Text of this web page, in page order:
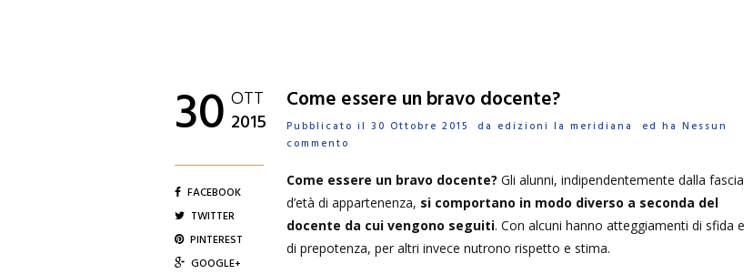
30 OTT
2015
FACEBOOK
TWITTER
PINTEREST
GOOGLE+
Come essere un bravo docente?
Pubblicato il 30 Ottobre 2015 da edizioni la meridiana ed ha Nessun
commento
Come essere un bravo docente? Gli alunni, indipendentemente dalla fascia
d’età di appartenenza, si comportano in modo diverso a seconda del
docente da cui vengono seguiti. Con alcuni hanno atteggiamenti di sfida e
di prepotenza, per altri invece nutrono rispetto e stima.